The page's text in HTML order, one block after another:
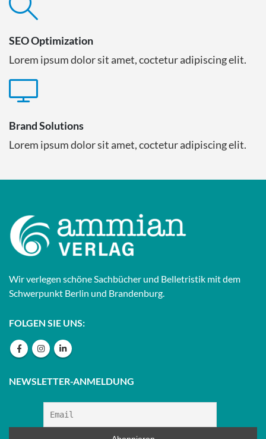
SEO Optimization
Lorem ipsum dolor sit amet, coctetur adipiscing elit.
Brand Solutions
Lorem ipsum dolor sit amet, coctetur adipiscing elit.
Wir verlegen schöne Sachbücher und Belletristik mit dem
Schwerpunkt Berlin und Brandenburg.
FOLGEN SIE UNS:
NEWSLETTER-ANMELDUNG